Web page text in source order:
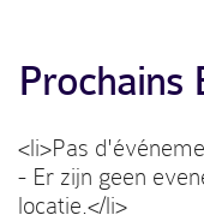
Prochains
<li>Pas
- Er zijn geen
locatie.</li>